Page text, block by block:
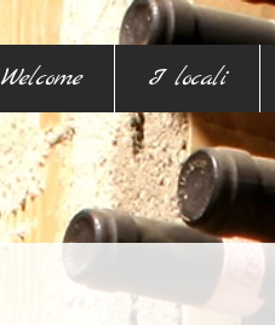
Welcome I locali